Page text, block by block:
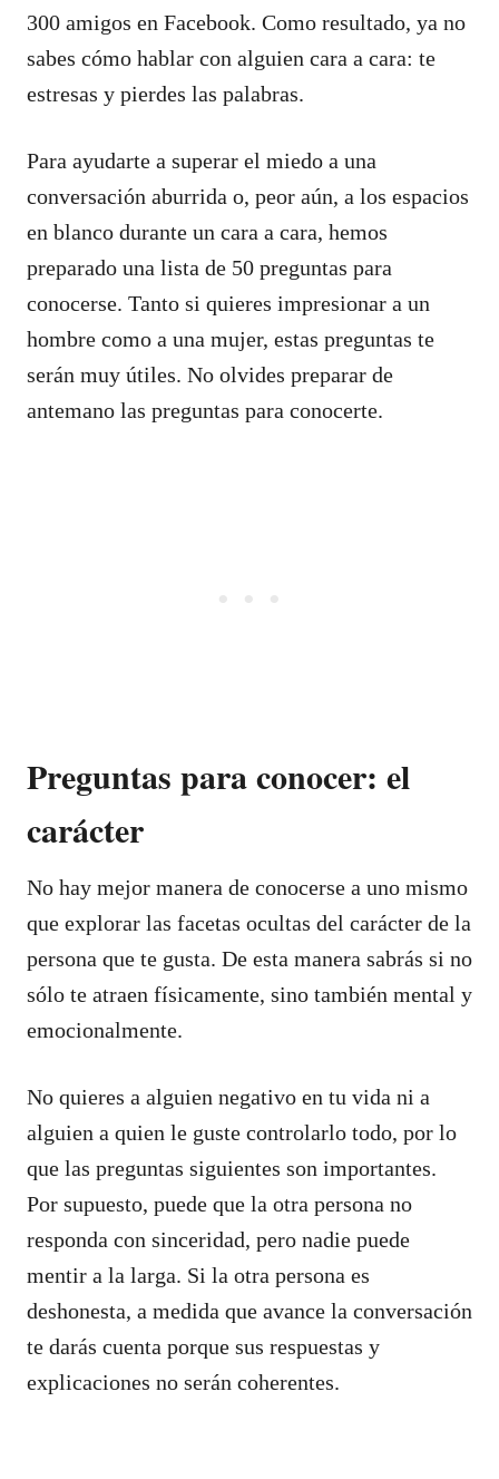
300 amigos en Facebook. Como resultado, ya no
sabes cómo hablar con alguien cara a cara: te
estresas y pierdes las palabras.
Para ayudarte a superar el miedo a una
conversación aburrida o, peor aún, a los espacios
en blanco durante un cara a cara, hemos
preparado una lista de 50 preguntas para
conocerse. Tanto si quieres impresionar a un
hombre como a una mujer, estas preguntas te
serán muy útiles. No olvides preparar de
antemano las preguntas para conocerte.
Preguntas para conocer: el
carácter
No hay mejor manera de conocerse a uno mismo
que explorar las facetas ocultas del carácter de la
persona que te gusta. De esta manera sabrás si no
sólo te atraen físicamente, sino también mental y
emocionalmente.
No quieres a alguien negativo en tu vida ni a
alguien a quien le guste controlarlo todo, por lo
que las preguntas siguientes son importantes.
Por supuesto, puede que la otra persona no
responda con sinceridad, pero nadie puede
mentir a la larga. Si la otra persona es
deshonesta, a medida que avance la conversación
te darás cuenta porque sus respuestas y
explicaciones no serán coherentes.